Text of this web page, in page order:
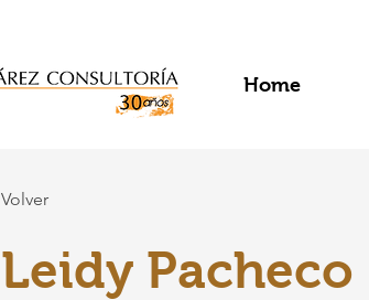
Home
Volver
Leidy Pacheco